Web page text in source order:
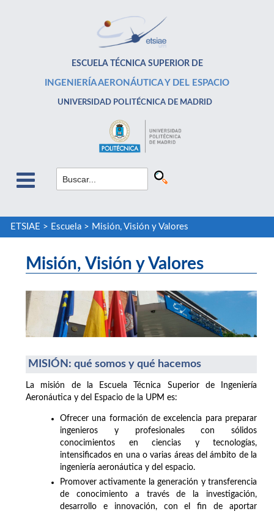
ESCUELA TÉCNICA SUPERIOR DE
INGENIERÍA AERONÁUTICA Y DEL ESPACIO
UNIVERSIDAD POLITÉCNICA DE MADRID
ETSIAE > Escuela> Misión, Visión y Valores
Misión, Visión y Valores
MISIÓN: qué somos y qué hacemos
La misión de la Escuela Técnica Superior de Ingeniería
Aeronáutica y del Espacio de la UPM es:
Ofrecer una formación de excelencia para preparar
ingenieros y profesionales con sólidos
conocimientos en ciencias y tecnologías,
intensificados en una o varias áreas del ámbito de la
ingeniería aeronáutica y del espacio.
Promover activamente la generación y transferencia
de conocimiento a través de la investigación,
desarrollo e innovación, con el fin de aportar